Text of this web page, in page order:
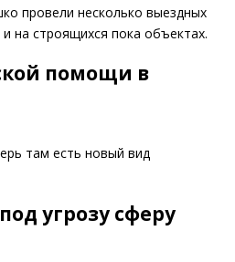
провели несколько выездных
на строящихся пока объектах.
помощи в
там есть новый вид
угрозу сферу